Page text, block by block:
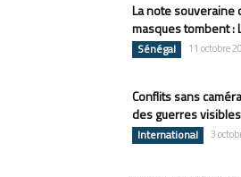
La note souveraine
masques tombent :
Sénégal 11 octobre
Conflits sans
des guerres
International 3